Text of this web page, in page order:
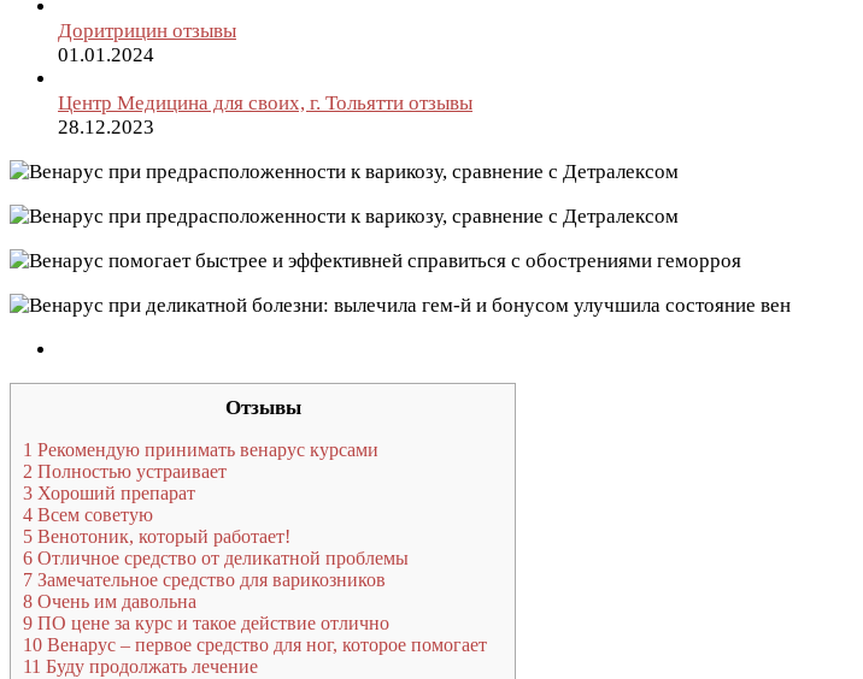
Доритрицин отзывы
01.01.2024
Центр Медицина для своих, г. Тольятти отзывы
28.12.2023
Отзывы
1 Рекомендую принимать венарус курсами
2 Полностью устраивает
3 Хороший препарат
4 Всем советую
5 Венотоник, который работает!
6 Отличное средство от деликатной проблемы
7 Замечательное средство для варикозников
8 Очень им давольна
9 ПО цене за курс и такое действие отлично
10 Венарус – первое средство для ног, которое помогает
11 Буду продолжать лечение